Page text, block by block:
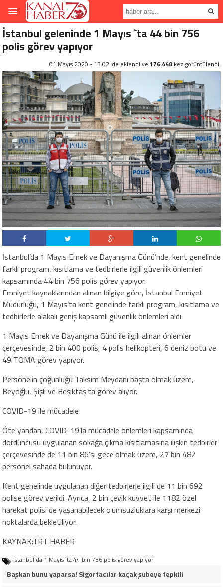
İstanbul geleninde 1 Mayıs `ta 44 bin 756
polis görev yapıyor
01 Mayıs 2020 - 13:02 'de eklendi ve 176.448 kez görüntülendi.
İstanbul’da 1 Mayıs Emek ve Dayanışma Günü’nde, kent genelinde
farklı program, kısıtlama ve tedbirlerle ilgili güvenlik önlemleri
kapsamında 44 bin 756 polis görev yapıyor.
Emniyet kaynaklarından alınan bilgiye göre, İstanbul Emniyet
Müdürlüğü, 1 Mayıs’ta kent genelinde farklı program, kısıtlama ve
tedbirlerle alakalı geniş kapsamlı güvenlik önlemleri aldı.
1 Mayıs Emek ve Dayanışma Günü ile ilgili alınan önlemler
çerçevesinde, 2 bin 400 polis, 4 polis helikopteri, 6 deniz botu ve
49 TOMA görev yapıyor.
Personelin çoğunluğu Taksim Meydanı başta olmak üzere,
Beyoğlu, Şişli ve Beşiktaş’ta görev alıyor.
COVID-19 ile mücadele
Öte yandan, COVID-19’la mücadele önlemleri kapsamında
dördüncüsü uygulanan sokağa çıkma kısıtlamasına ilişkin tedbirler
çerçevesinde de 11 bin 86’sı gece olmak üzere, 27 bin 482
personel sahada bulunuyor.
Kent genelinde uygulanan diğer tedbirlerle ilgili de 11 bin 692
polise görev verildi. Ayrıca, 2 bin çevik kuvvet ile 1182 özel
harekat polisi de yaşanabilecek olumsuzluklara karşı merkezi
noktalarda bekletiliyor.
KAYNAK:TRT HABER
İstanbul'da 1 Mayıs `ta 44 bin 756 polis görev yapıyor
Başkan bunu yaparsa! Sigortacılar kaçak şubeye tepkili